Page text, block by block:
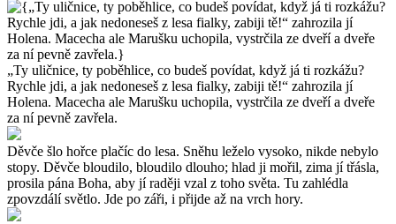
„Ty uličnice, ty poběhlice, co budeš povídat, když já ti rozkážu?
Rychle jdi, a jak nedoneseš z lesa fialky, zabiji tě!“ zahrozila jí
Holena. Macecha ale Marušku uchopila, vystrčila ze dveří a dveře
za ní pevně zavřela.
Děvče šlo hořce plačíc do lesa. Sněhu leželo vysoko, nikde nebylo
stopy. Děvče bloudilo, bloudilo dlouho; hlad ji mořil, zima jí třásla,
prosila pána Boha, aby jí raději vzal z toho světa. Tu zahlédla
zpovzdálí světlo. Jde po záři, i přijde až na vrch hory.